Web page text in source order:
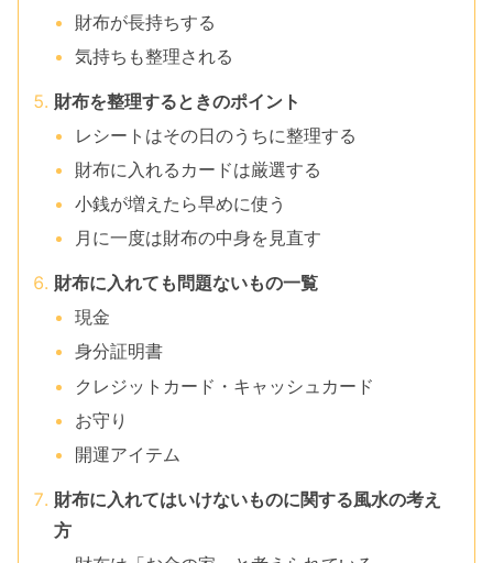
財布が長持ちする
気持ちも整理される
財布を整理するときのポイント
レシートはその日のうちに整理する
財布に入れるカードは厳選する
小銭が増えたら早めに使う
月に一度は財布の中身を見直す
財布に入れても問題ないもの一覧
現金
身分証明書
クレジットカード・キャッシュカード
お守り
開運アイテム
財布に入れてはいけないものに関する風水の考え
方